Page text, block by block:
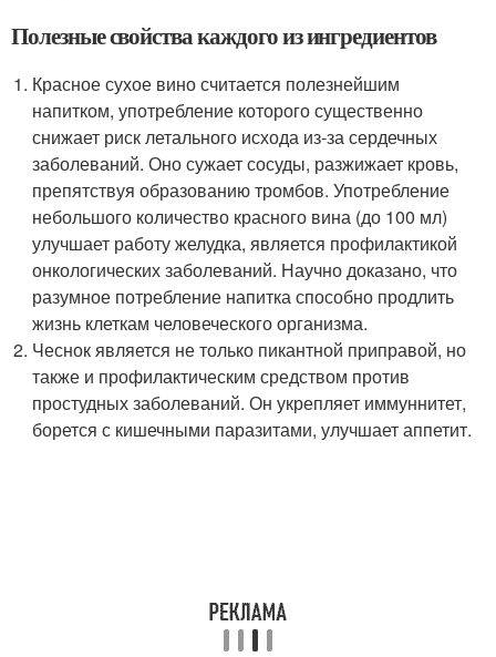
Полезные свойства каждого из ингредиентов
Красное сухое вино считается полезнейшим
напитком, употребление которого существенно
снижает риск летального исхода из-за сердечных
заболеваний. Оно сужает сосуды, разжижает кровь,
препятствуя образованию тромбов. Употребление
небольшого количество красного вина (до 100 мл)
улучшает работу желудка, является профилактикой
онкологических заболеваний. Научно доказано, что
разумное потребление напитка способно продлить
жизнь клеткам человеческого организма.
Чеснок является не только пикантной приправой, но
также и профилактическим средством против
простудных заболеваний. Он укрепляет иммуннитет,
борется с кишечными паразитами, улучшает аппетит.